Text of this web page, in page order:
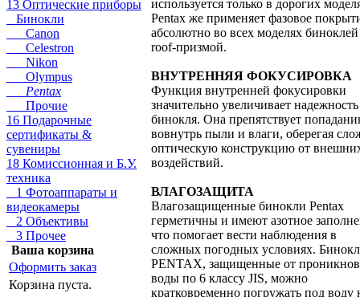
13 Оптические приборы
Бинокли
Canon
Celestron
Nikon
Olympus
Pentax
Прочие
16 Подарочные
сертификаты &
сувениры
18 Комиссионная и Б.У.
техника
1 Фотоаппараты и
видеокамеры
2 Объективы
3 Прочее
Ваша корзина
Оформить заказ
Корзина пуста.
используется только в дорогих
Pentax же применяет фазовое
абсолютно во всех моделях биноклей
roof-призмой.
ВНУТРЕННЯЯ ФОКУСИРОВКА
Функция внутренней фокусировки
значительно увеличивает надежность
бинокля. Она препятствует
вовнутрь пыли и влаги, оберегая
оптическую конструкцию от
воздействий.
ВЛАГОЗАЩИТА
Влагозащищенные бинокли Pentax
герметичны и имеют азотное
что помогает вести наблюдения в
сложных погодных условиях.
PENTAX, защищенные от
воды по 6 классу JIS, можно
кратковременно погружать под воду